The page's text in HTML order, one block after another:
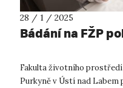
28 / 1 / 2025
Bádání na FŽP
Fakulta životního
Purkyně v Ústí nad Labem